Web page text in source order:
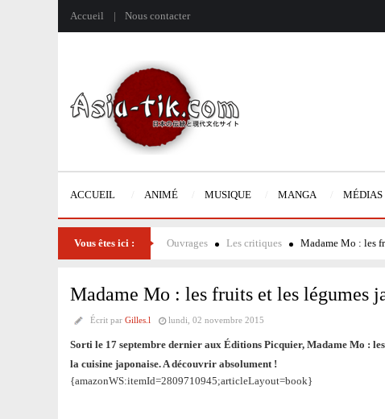
Accueil Nous contacter
ACCUEIL ANIMÉ MUSIQUE MANGA MÉDIAS
Vous êtes ici : Ouvrages Les critiques Madame Mo : les
Madame Mo : les fruits et les légumes
Écrit par Gilles.l lundi, 02 novembre 2015
Sorti le 17 septembre dernier aux Éditions Picquier, Madame Mo :
la cuisine japonaise. A découvrir absolument !
{amazonWS:itemId=2809710945;articleLayout=book}